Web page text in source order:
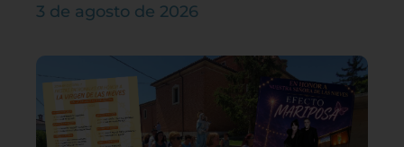
3 de agosto de 2026